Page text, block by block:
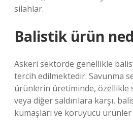
silahlar.
Balistik ürün
Askeri sektörde genellikle
tercih edilmektedir. Savunma
ürünlerin üretiminde, özellikle
veya diğer saldırılara karşı,
kumaşları ve koruyucu